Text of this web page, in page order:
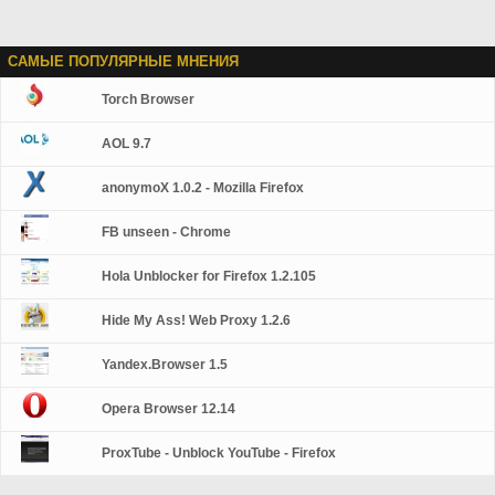
САМЫЕ ПОПУЛЯРНЫЕ МНЕНИЯ
Torch Browser
AOL 9.7
anonymoX 1.0.2 - Mozilla Firefox
FB unseen - Chrome
Hola Unblocker for Firefox 1.2.105
Hide My Ass! Web Proxy 1.2.6
Yandex.Browser 1.5
Opera Browser 12.14
ProxTube - Unblock YouTube - Firefox